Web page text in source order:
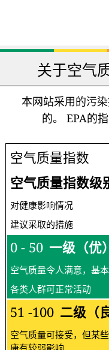
关于空气
本网站采用的污
的。 EPA的
空气质量指数
空气质量指数级
对健康影响情况
建议采取的措施
0 - 50 一级（优）
空气质量令人满意，基
各类人群可正常活动
51 -100 二级（
空气质量可接受，但某
康有较弱影响